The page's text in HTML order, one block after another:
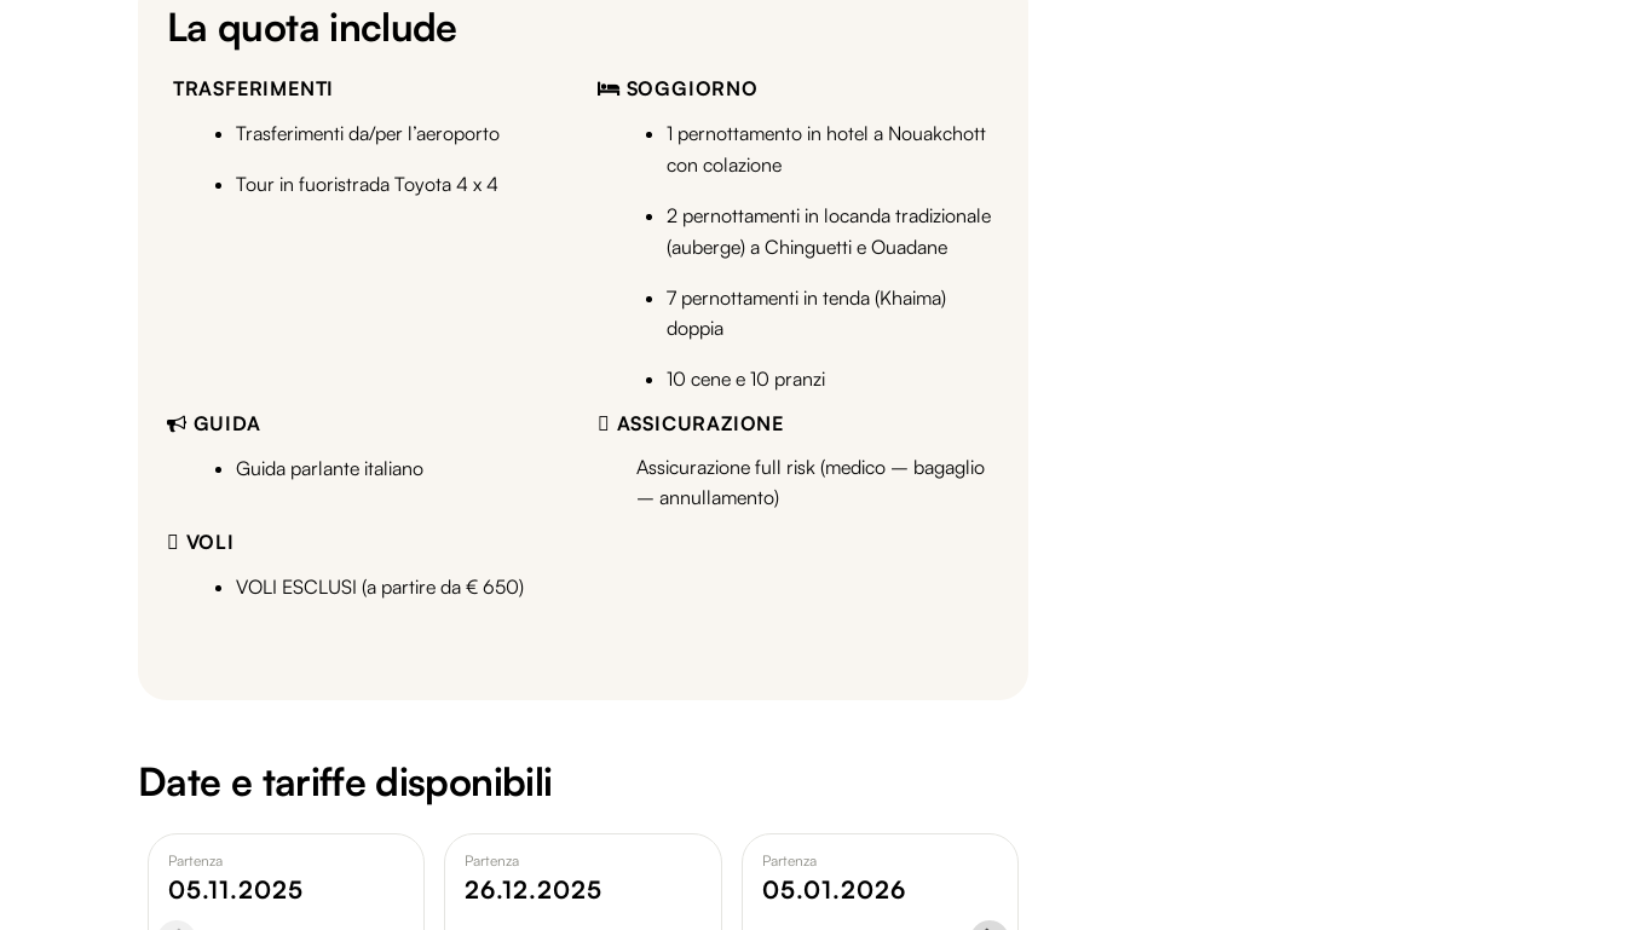
La quota include
TRASFERIMENTI
Trasferimenti da/per l’aeroporto
Tour in fuoristrada Toyota 4 x 4
SOGGIORNO
1 pernottamento in hotel a Nouakchott
con colazione
2 pernottamenti in locanda tradizionale
(auberge) a Chinguetti e Ouadane
7 pernottamenti in tenda (Khaima)
doppia
10 cene e 10 pranzi
GUIDA
Guida parlante italiano
ASSICURAZIONE
Assicurazione full risk (medico – bagaglio
– annullamento)
VOLI
VOLI ESCLUSI (a partire da € 650)
Date e tariffe disponibili
Partenza
05.11.2025
Partenza
26.12.2025
Partenza
05.01.2026